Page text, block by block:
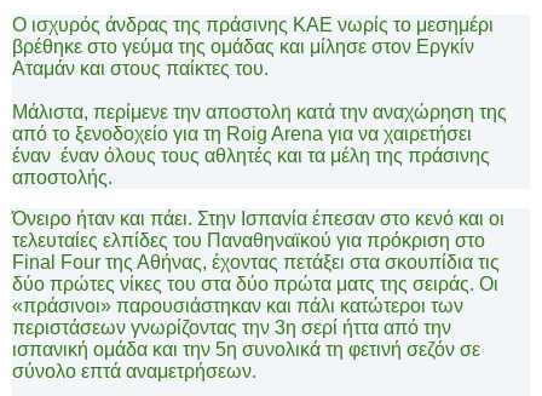
Ο ισχυρός άνδρας της πράσινης ΚΑΕ νωρίς το μεσημέρι
βρέθηκε στο γεύμα της ομάδας και μίλησε στον Εργκίν
Αταμάν και στους παίκτες του.
Μάλιστα, περίμενε την αποστολη κατά την αναχώρηση της
από το ξενοδοχείο για τη Roig Arena για να χαιρετήσει
έναν έναν όλους τους αθλητές και τα μέλη της πράσινης
αποστολής.
Όνειρο ήταν και πάει. Στην Ισπανία έπεσαν στο κενό και οι
τελευταίες ελπίδες του Παναθηναϊκού για πρόκριση στο
Final
Four της Αθήνας, έχοντας πετάξει στα σκουπίδια τις
δύο πρώτες νίκες του στα δύο πρώτα ματς της σειράς. Οι
«πράσινοι» παρουσιάστηκαν και πάλι κατώτεροι των
περιστάσεων γνωρίζοντας την 3η σερί ήττα από την
ισπανική ομάδα και την 5η συνολικά τη φετινή σεζόν σε
σύνολο επτά αναμετρήσεων.